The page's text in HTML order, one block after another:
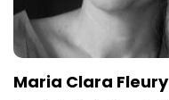
Maria Clara Fleury